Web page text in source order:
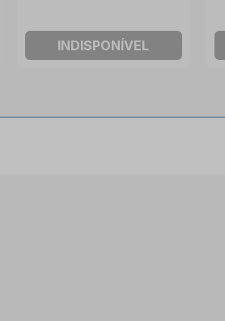
INDISPONÍVEL